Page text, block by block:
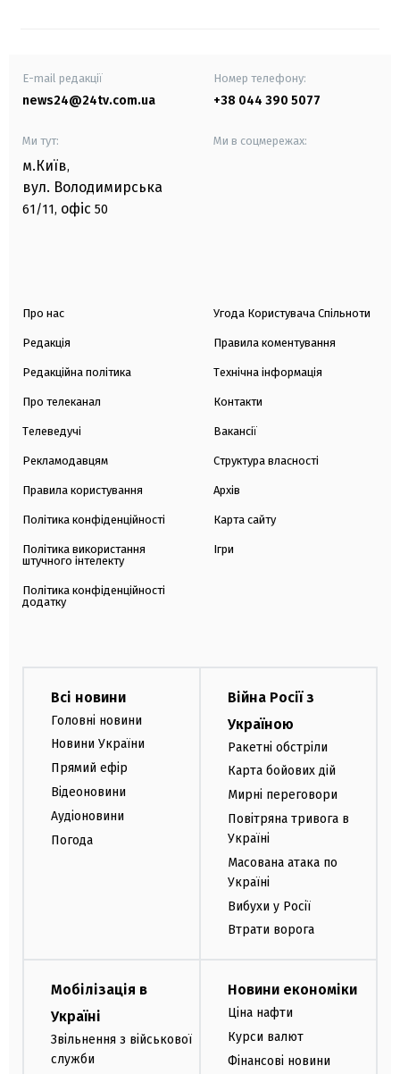
E-mail редакції
news24@24tv.com.ua
Номер телефону:
+38 044 390 5077
Ми тут:
м.Київ,
вул. Володимирська
61/11, офіс 50
Ми в соцмережах:
Про нас
Редакція
Редакційна політика
Про телеканал
Телеведучі
Рекламодавцям
Правила користування
Політика конфіденційності
Політика використання
штучного інтелекту
Політика конфіденційності
додатку
Угода Користувача Спільноти
Правила коментування
Технічна інформація
Контакти
Вакансії
Структура власності
Архів
Карта сайту
Ігри
Всі новини
Головні новини
Новини України
Прямий ефір
Відеоновини
Аудіоновини
Погода
Війна Росії з
Україною
Ракетні обстріли
Карта бойових дій
Мирні переговори
Повітряна тривога в
Україні
Масована атака по
Україні
Вибухи у Росії
Втрати ворога
Мобілізація в
Україні
Звільнення з військової
служби
Новини економіки
Ціна нафти
Курси валют
Фінансові новини